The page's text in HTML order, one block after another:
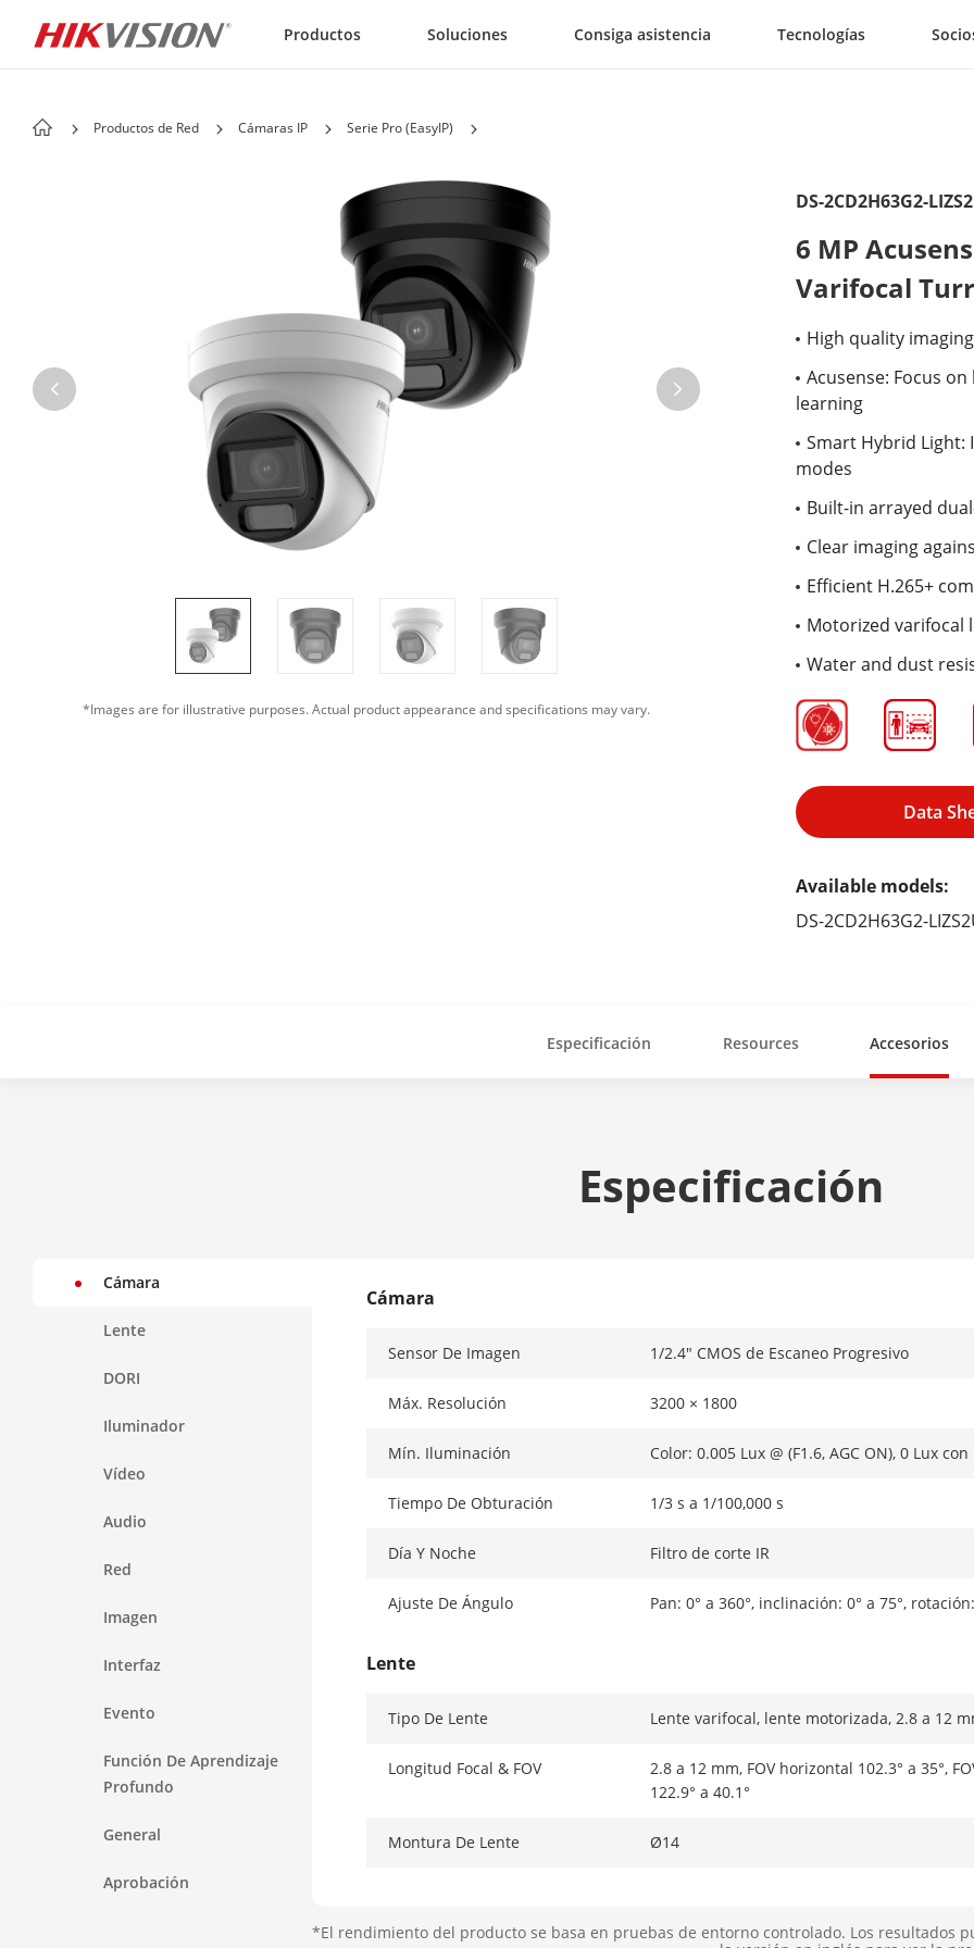
Productos Soluciones Consiga asistencia Tecnologías
Productos de Red Cámaras IP Serie Pro (EasyIP)
*Images are for illustrative purposes. Actual product appearance and specifications may vary.
DS-2CD2H63G2-
6 MP
Varifocal
High quality
Acusense: Focus
learning
Smart Hybrid Light:
modes
Built-in arrayed
Clear imaging
Efficient H.265+
Motorized varifocal
Water and dust
Data
Available models:
DS-2CD2H63G2-
Especificación Resources Accesorios
Especificación
Cámara
Lente
DORI
Iluminador
Vídeo
Audio
Red
Imagen
Interfaz
Evento
Función De Aprendizaje
Profundo
General
Aprobación
Cámara
Sensor De Imagen 1/2.4" CMOS de Escaneo Progresivo
Máx. Resolución 3200 × 1800
Mín. Iluminación Color: 0.005 Lux @ (F1.6, AGC ON), 0 Lux
Tiempo De Obturación 1/3 s a 1/100,000 s
Día Y Noche Filtro de corte IR
Ajuste De Ángulo Pan: 0° a 360°, inclinación: 0° a 75°,
Lente
Tipo De Lente Lente varifocal, lente motorizada, 2.8 a 12
Longitud Focal & FOV
2.8 a 12 mm, FOV horizontal 102.3° a 35°,
122.9° a 40.1°
Montura De Lente Ø14
Apertura F1.6
*El rendimiento del producto se basa en pruebas de entorno controlado. Los resultados